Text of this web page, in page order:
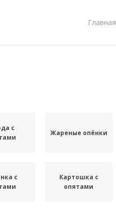
Главная
с
Жареные опёнки
с
Картошка с
опятами